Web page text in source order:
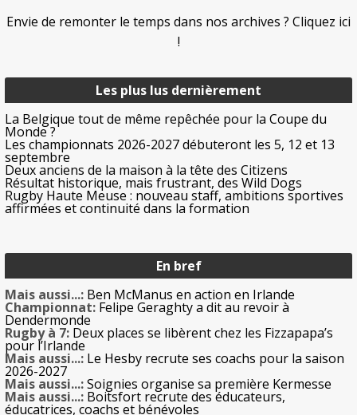
Les plus lus dernièrement
La Belgique tout de même repêchée pour la Coupe du
Monde ?
Les championnats 2026-2027 débuteront les 5, 12 et 13
septembre
Deux anciens de la maison à la tête des Citizens
Résultat historique, mais frustrant, des Wild Dogs
Rugby Haute Meuse : nouveau staff, ambitions sportives
affirmées et continuité dans la formation
Envie de remonter le temps dans nos archives ? Cliquez ici
!
En bref
Mais aussi...: Ben McManus en action en Irlande
Championnat: Felipe Geraghty a dit au revoir à
Dendermonde
Rugby à 7: Deux places se libèrent chez les Fizzapapa’s
pour l’Irlande
Mais aussi...: Le Hesby recrute ses coachs pour la saison
2026-2027
Mais aussi...:Soignies organise sa première Kermesse
Mais aussi...: Boitsfort recrute des éducateurs,
éducatrices, coachs et bénévoles